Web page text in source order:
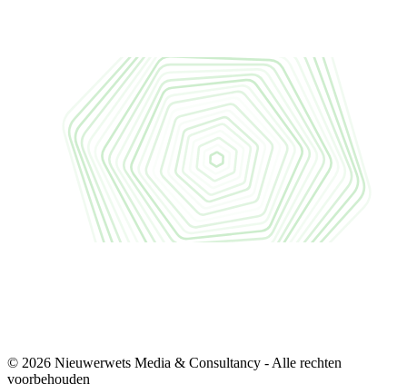
© 2026 Nieuwerwets Media & Consultancy - Alle rechten
voorbehouden